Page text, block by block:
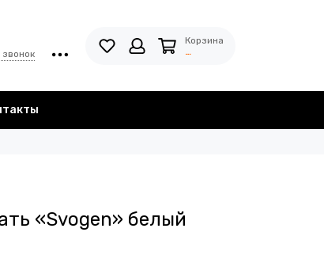
звонок
Корзина
…
«Svogen» белый